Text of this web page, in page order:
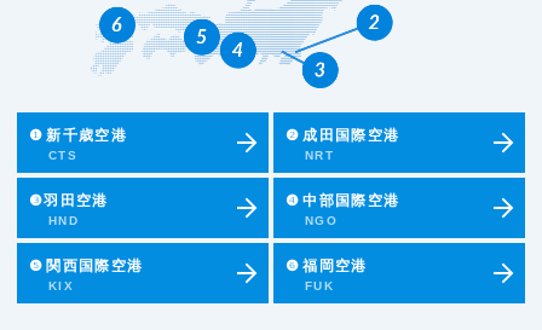
❶ 新千歳空港
CTS
❷ 成田国際空港
NRT
❸羽田空港
HND
❹ 中部国際空港
NGO
❺ 関西国際空港
KIX
❻ 福岡空港
FUK